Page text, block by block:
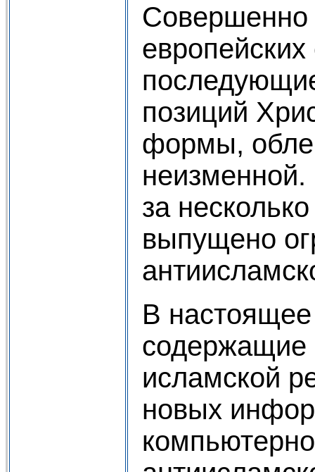
Совершенно
позиций
формы,
неизменной.
за
выпущено
В настоящее
содержащие
исламской
новых